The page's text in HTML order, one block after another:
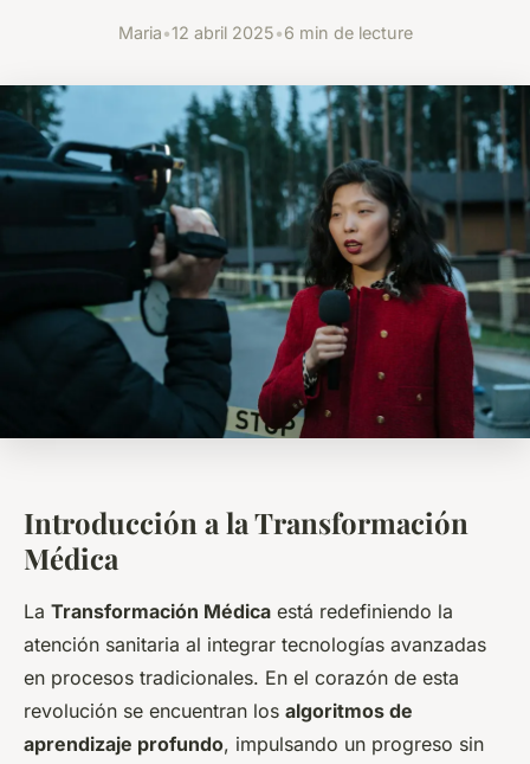
Maria•12 abril 2025•6 min de lecture
Introducción a la Transformación
Médica
La Transformación Médica está redefiniendo la
atención sanitaria al integrar tecnologías avanzadas
en procesos tradicionales. En el corazón de esta
revolución se encuentran los algoritmos de
aprendizaje profundo, impulsando un progreso sin